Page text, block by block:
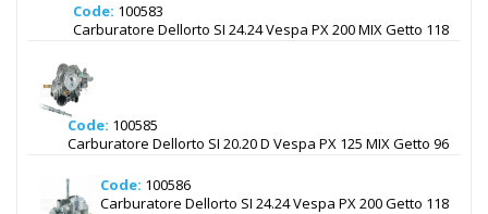
Code: 100583
Carburatore Dellorto SI 24.24 Vespa PX 200 MIX Getto 118
Code: 100585
Carburatore Dellorto SI 20.20 D Vespa PX 125 MIX Getto 96
Code: 100586
Carburatore Dellorto SI 24.24 Vespa PX 200 Getto 118